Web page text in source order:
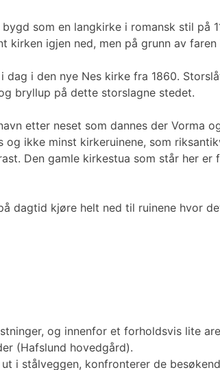
som en langkirke i romansk stil på
kirken igjen ned, men på grunn av
i den nye Nes kirke fra 1860.
bryllup på dette storslagne stedet.
etter neset som dannes der Vorma
ikke minst kirkeruinene, som
Den gamle kirkestua som står her
dagtid kjøre helt ned til ruinene hvor
og innenfor et forholdsvis lite
(Hafslund hovedgård).
i stålveggen, konfronterer de